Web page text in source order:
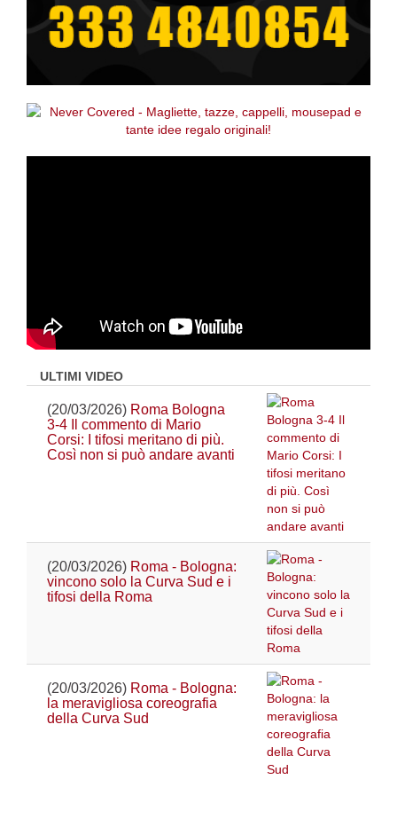
ULTIMI VIDEO
(20/03/2026) Roma Bologna
3-4 Il commento di Mario
Corsi: I tifosi meritano di più.
Così non si può andare avanti
(20/03/2026) Roma - Bologna:
vincono solo la Curva Sud e i
tifosi della Roma
(20/03/2026) Roma - Bologna:
la meravigliosa coreografia
della Curva Sud